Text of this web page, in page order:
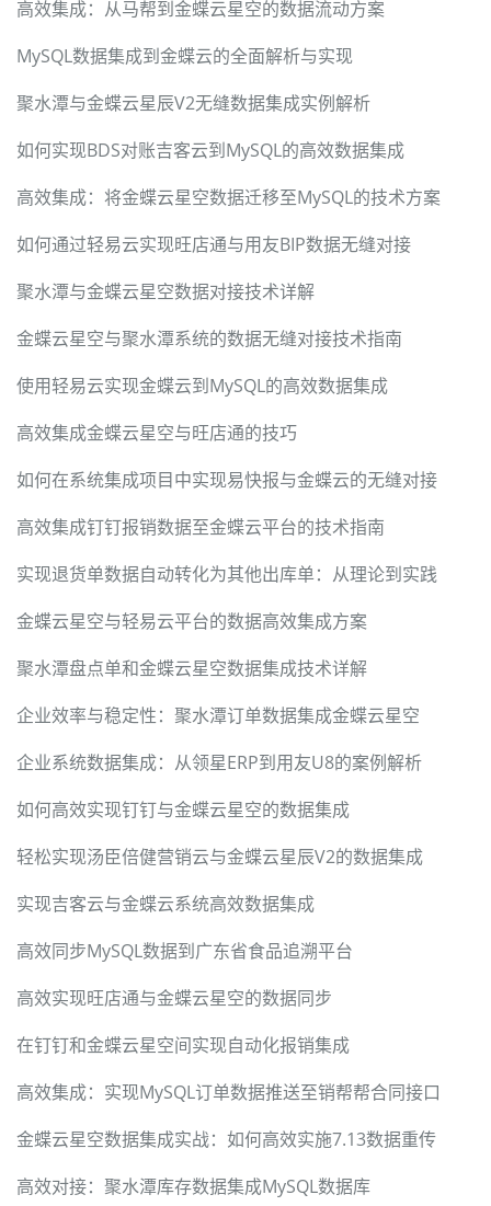
高效集成：从马帮到金蝶云星空的数据流动方案
MySQL数据集成到金蝶云的全面解析与实现
聚水潭与金蝶云星辰V2无缝数据集成实例解析
如何实现BDS对账吉客云到MySQL的高效数据集成
高效集成：将金蝶云星空数据迁移至MySQL的技术方案
如何通过轻易云实现旺店通与用友BIP数据无缝对接
聚水潭与金蝶云星空数据对接技术详解
金蝶云星空与聚水潭系统的数据无缝对接技术指南
使用轻易云实现金蝶云到MySQL的高效数据集成
高效集成金蝶云星空与旺店通的技巧
如何在系统集成项目中实现易快报与金蝶云的无缝对接
高效集成钉钉报销数据至金蝶云平台的技术指南
实现退货单数据自动转化为其他出库单：从理论到实践
金蝶云星空与轻易云平台的数据高效集成方案
聚水潭盘点单和金蝶云星空数据集成技术详解
企业效率与稳定性：聚水潭订单数据集成金蝶云星空
企业系统数据集成：从领星ERP到用友U8的案例解析
如何高效实现钉钉与金蝶云星空的数据集成
轻松实现汤臣倍健营销云与金蝶云星辰V2的数据集成
实现吉客云与金蝶云系统高效数据集成
高效同步MySQL数据到广东省食品追溯平台
高效实现旺店通与金蝶云星空的数据同步
在钉钉和金蝶云星空间实现自动化报销集成
高效集成：实现MySQL订单数据推送至销帮帮合同接口
金蝶云星空数据集成实战：如何高效实施7.13数据重传
高效对接：聚水潭库存数据集成MySQL数据库